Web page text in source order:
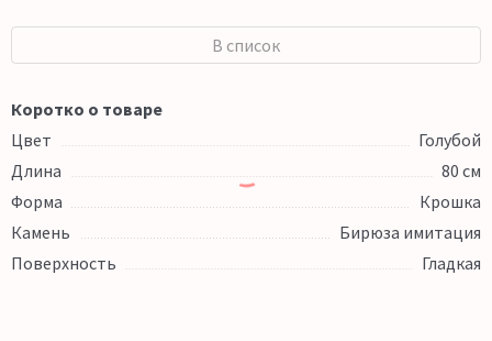
В список
Коротко о товаре
Цвет
Голубой
Длина
80 см
Форма
Крошка
Камень
Бирюза имитация
Поверхность
Гладкая